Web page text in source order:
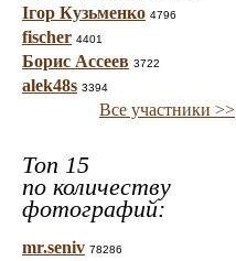
Ігор Кузьменко 4796
fischer 4401
Борис Ассеев 3722
alek48s 3394
Все участники >>
Топ 15
по количеству
фотографий:
mr.seniv 78286